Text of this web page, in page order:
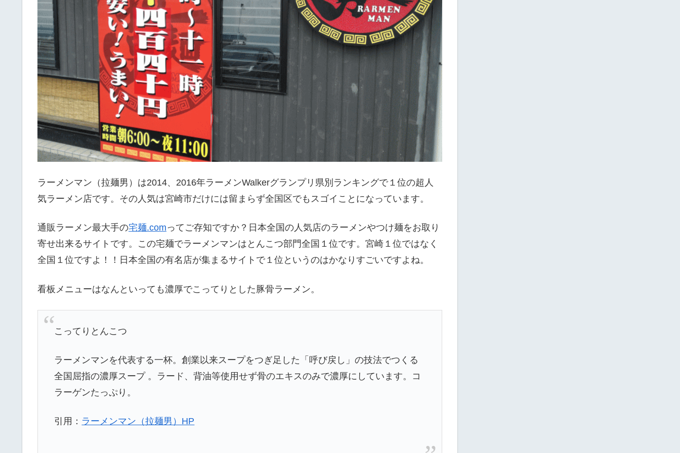
ラーメンマン（拉麺男）は2014、2016年ラーメンWalkerグランプリ県別ランキングで１位の超人
気ラーメン店です。その人気は宮崎市だけには留まらず全国区でもスゴイことになっています。
通販ラーメン最大手の宅麺.comってご存知ですか？日本全国の人気店のラーメンやつけ麺をお取り
寄せ出来るサイトです。 この宅麺でラーメンマンはとんこつ部門全国１位です。宮崎１位ではなく
全国１位ですよ！！ 日本全国の有名店が集まるサイトで１位というのはかなりすごいですよね。
看板メニューはなんといっても濃厚でこってりとした豚骨ラーメン。
こってりとんこつ
ラーメンマンを代表する一杯。創業以来スープをつぎ足した「呼び戻し」の技法でつくる
全国屈指の濃厚スープ 。ラード、背油等使用せず骨のエキスのみで濃厚にしています。コ
ラーゲンたっぷり。
引用： ラーメンマン（拉麺男）HP